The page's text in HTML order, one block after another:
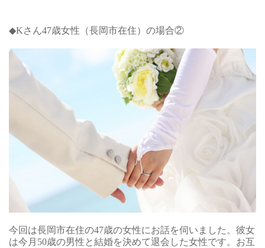
◆Kさん47歳女性（長岡市在住）の場合②
今回は長岡市在住の47歳の女性にお話を伺いました。彼女
は今月50歳の男性と結婚を決めて退会した女性です。お互